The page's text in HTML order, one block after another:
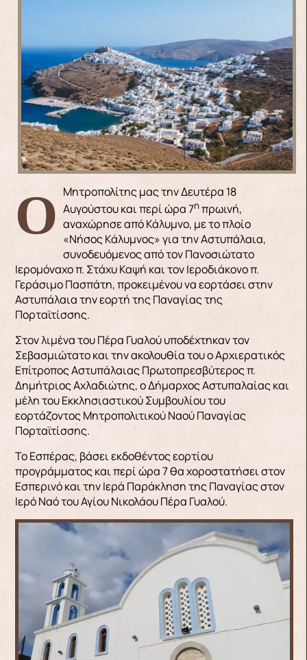
Ο Μητροπολίτης μας την Δευτέρα 18 Αυγούστου και περί ώρα 7ηπρωινή,
αναχώρησε από Κάλυμνο, με το πλοίο
«Νήσος Κάλυμνος» για την Αστυπάλαια,
συνοδευόμενος από τον Πανοσιώτατο
Ιερομόναχο π. Στάχυ Καψή και τον Ιεροδιάκονο π.
Γεράσιμο Πασπάτη, προκειμένου να εορτάσει στην
Αστυπάλαια την εορτή της Παναγίας της
Πορταϊτίσσης.
Στον λιμένα του Πέρα Γυαλού υποδέχτηκαν τον
Σεβασμιώτατο και την ακολουθία του ο Αρχιερατικός
Επίτροπος Αστυπάλαιας Πρωτοπρεσβύτερος π.
Δημήτριος Αχλαδιώτης, ο Δήμαρχος Αστυπαλαίας και
μέλη του Εκκλησιαστικού Συμβουλίου του
εορτάζοντος Μητροπολιτικού Ναού Παναγίας
Πορταϊτίσσης.
Το Εσπέρας, βάσει εκδοθέντος εορτίου
προγράμματος και περί ώρα 7 θα χοροστατήσει στον
Εσπερινό και την Ιερά Παράκληση της Παναγίας στον
Ιερό Ναό του Αγίου Νικολάου Πέρα Γυαλού.